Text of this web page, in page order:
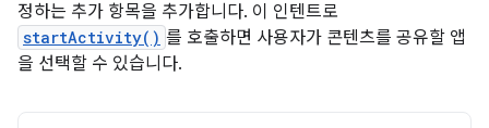
정하는 추가 항목을 추가합니다. 이 인텐트로
startActivity() 를 호출하면 사용자가 콘텐츠를 공유할 앱
을 선택할 수 있습니다.